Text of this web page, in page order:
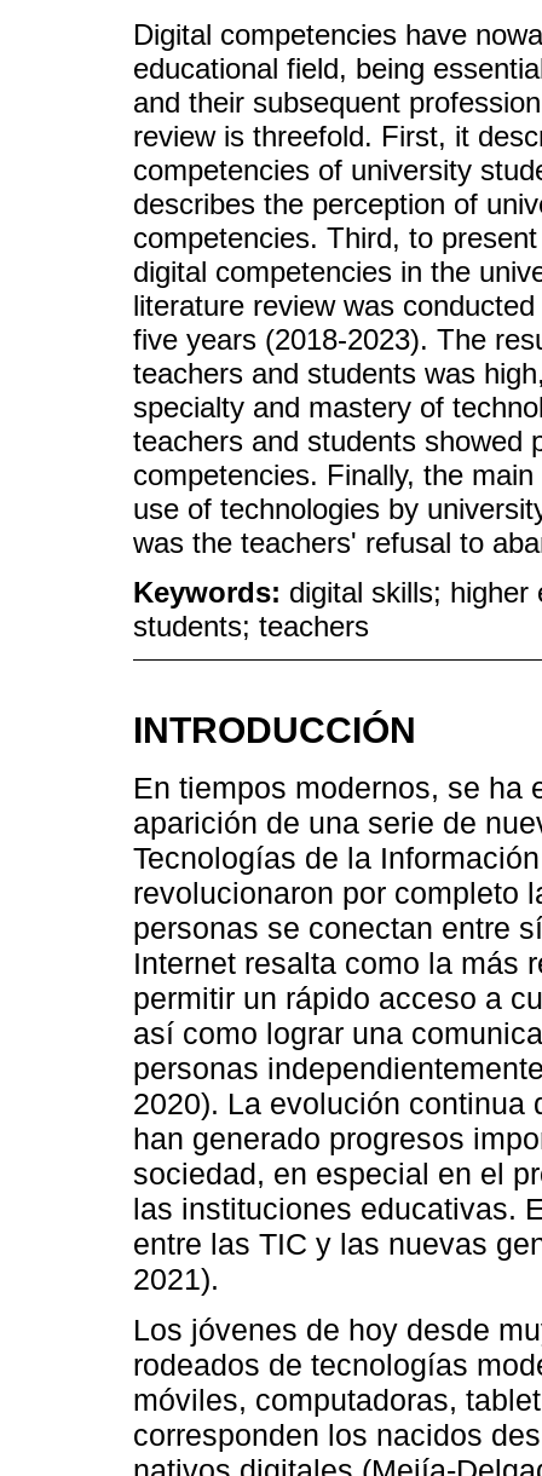
Digital competencies have
educational field, being
and their subsequent
review is threefold. First, it
competencies of university
describes the perception of
competencies. Third, to
digital competencies in the
literature review was
five years (2018-2023). The
teachers and students was
specialty and mastery of
teachers and students showed
competencies. Finally, the
use of technologies by
was the teachers' refusal to
Keywords: digital skills; higher
students; teachers
INTRODUCCIÓN
En tiempos modernos, se ha
aparición de una serie de
Tecnologías de la
revolucionaron por completo
personas se conectan entre
Internet resalta como la más
permitir un rápido acceso a
así como lograr una
personas
2020). La evolución continua
han generado progresos
sociedad, en especial en el
las instituciones educativas.
entre las TIC y las nuevas
2021).
Los jóvenes de hoy desde
rodeados de tecnologías
móviles, computadoras,
corresponden los nacidos